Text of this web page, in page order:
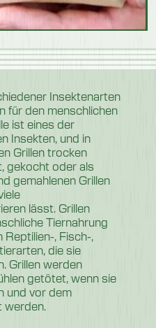
Insektenarten
für den menschlichen
ist eines der
Insekten, und in
Grillen trocken
gekocht oder als
gemahlenen Grillen
lässt. Grillen
Tiernahrung
Reptilien-, Fisch-,
die sie
Grillen werden
getötet, wenn sie
und vor dem
werden.